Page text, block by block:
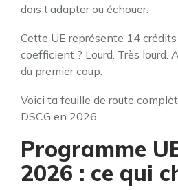
dois t’adapter ou échouer.
Cette UE représente 14 crédits
coefficient ? Lourd. Très lourd.
du premier coup.
Voici ta feuille de route
DSCG en 2026.
Programme
2026 : ce qui